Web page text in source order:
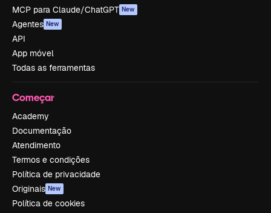
MCP para Claude/ChatGPT New
Agentes New
API
App móvel
Todas as ferramentas
Começar
Academy
Documentação
Atendimento
Termos e condições
Política de privacidade
Originais New
Política de cookies